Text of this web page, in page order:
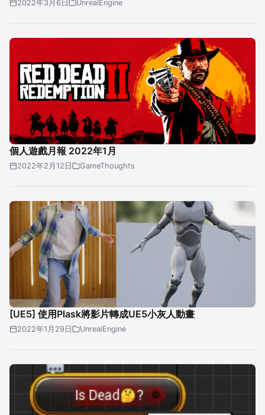
2022年3月6日 UnrealEngine
個人遊戲月報 2022年1月
2022年2月12日 GameThoughts
[UE5] 使用Plask將影片轉成UE5小灰人動畫
2022年1月29日 UnrealEngine